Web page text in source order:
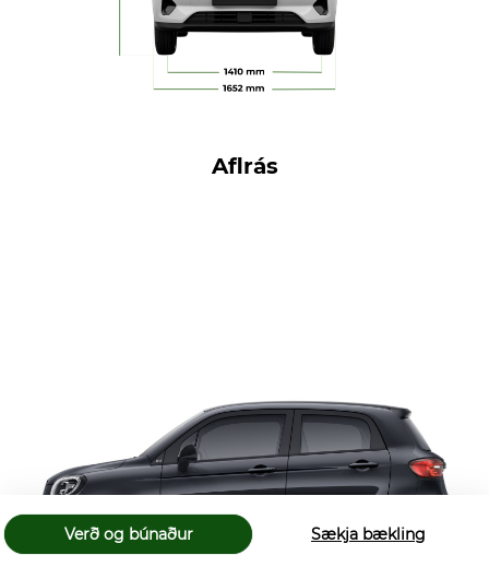
Aflrás
Lipur borgarbíll
Verð og búnaður Sækja bækling